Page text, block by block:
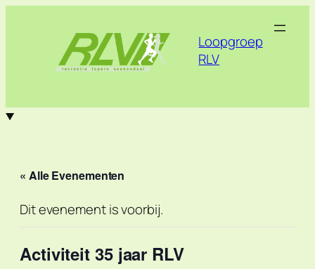
Loopgroep
RLV
« Alle Evenementen
Dit evenement is voorbij.
Activiteit 35 jaar RLV